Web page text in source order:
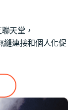
天堂，
縫連接和個人化促